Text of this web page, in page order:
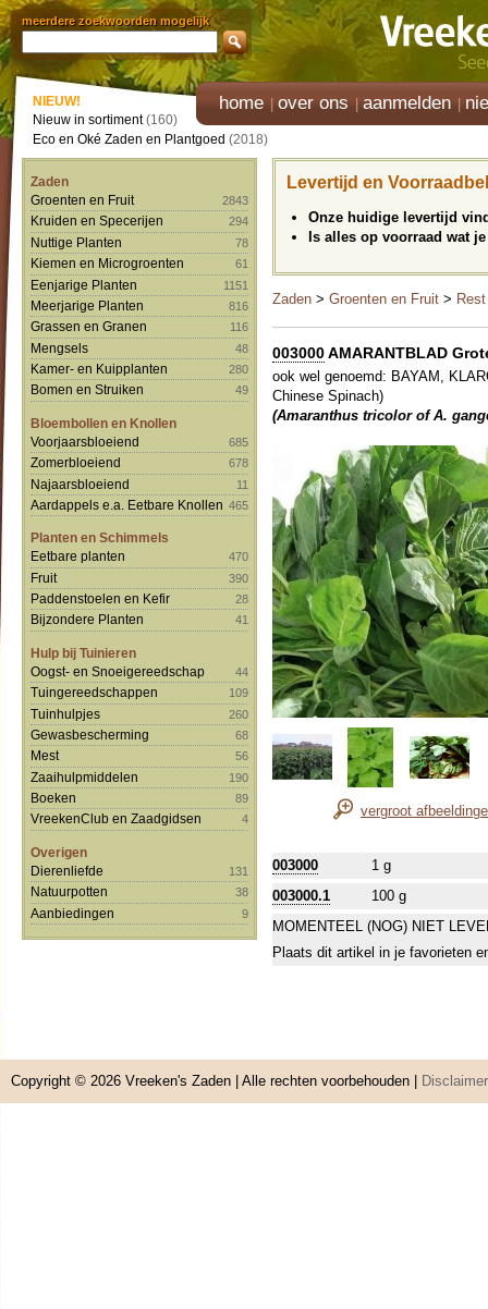
meerdere zoekwoorden mogelijk
home over ons aanmelden
NIEUW!
Nieuw in sortiment(160)
Eco en Oké Zaden en Plantgoed (2018)
Zaden
Groenten en Fruit
2843
Kruiden en Specerijen 294
Nuttige Planten 78
Kiemen en Microgroenten 61
Eenjarige Planten 1151
Meerjarige Planten 816
Grassen en Granen 116
Mengsels 48
Kamer- en Kuipplanten 280
Bomen en Struiken 49
Bloembollen en Knollen
Voorjaarsbloeiend
685
Zomerbloeiend 678
Najaarsbloeiend 11
Aardappels e.a. Eetbare Knollen 465
Planten en Schimmels
Eetbare planten
470
Fruit 390
Paddenstoelen en Kefir 28
Bijzondere Planten 41
Hulp bij Tuinieren
Oogst- en Snoeigereedschap
44
Tuingereedschappen 109
Tuinhulpjes 260
Gewasbescherming 68
Mest 56
Zaaihulpmiddelen 190
Boeken 89
VreekenClub en Zaadgidsen 4
Overigen
Dierenliefde
131
Natuurpotten 38
Aanbiedingen 9
Levertijd en
Onze huidige levertijd
Is alles op voorraad wat
Zaden > Groenten en Fruit >
003000AMARANTBLAD
ook wel genoemd: BAYAM,
Chinese Spinach)
(Amaranthus tricolor of A.
vergroot
003000
1 g
003000.1
100 g
MOMENTEEL (NOG) NIET
Plaats dit artikel in je favorieten
Copyright © 2026 Vreeken's Zaden | Alle rechten voorbehouden | Disclaimer